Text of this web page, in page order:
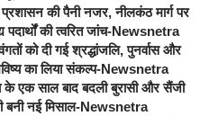
की पैनी नजर, नीलकंठ मार्ग पर
पदार्थों की त्वरित जांच-Newsnetra
को दी गई श्रद्धांजलि, पुनर्वास और
का लिया संकल्प-Newsnetra
के एक साल बाद बदली बुरासी और सैंजी
बनी नई मिसाल-Newsnetra